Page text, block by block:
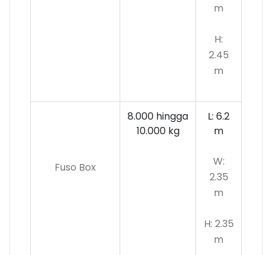
m
H:
2.45
m
Fuso Box
8.000 hingga
10.000 kg
L: 6.2
m
W:
2.35
m
H: 2.35
m